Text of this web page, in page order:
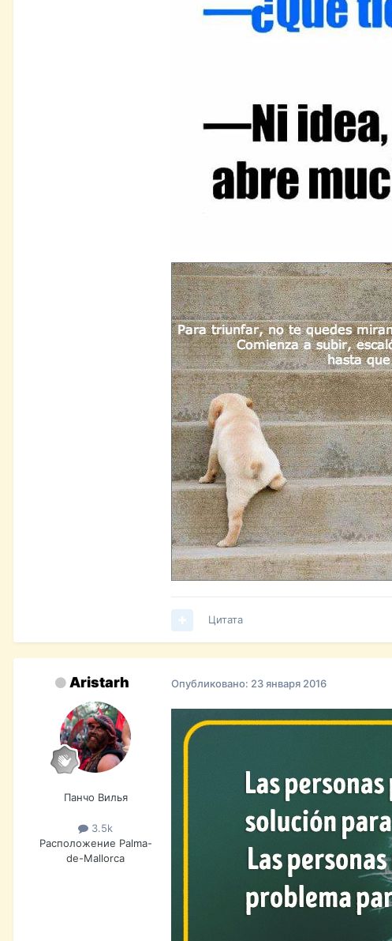
Цитата
Aristarh
Панчо Вилья
3.5k
Расположение Palma-
de-Mallorca
Опубликовано: 23 января 2016